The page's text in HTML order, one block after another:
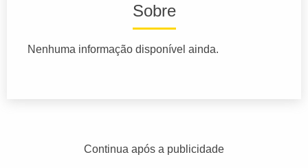
Sobre
Nenhuma informação disponível ainda.
Continua após a publicidade